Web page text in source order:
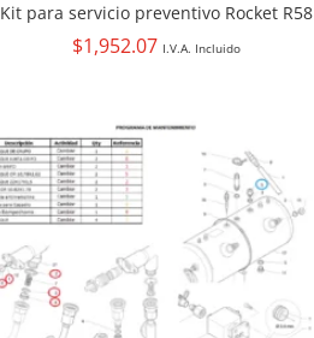
Kit para servicio preventivo Rocket R58
$1,952.07 I.V.A. Incluido